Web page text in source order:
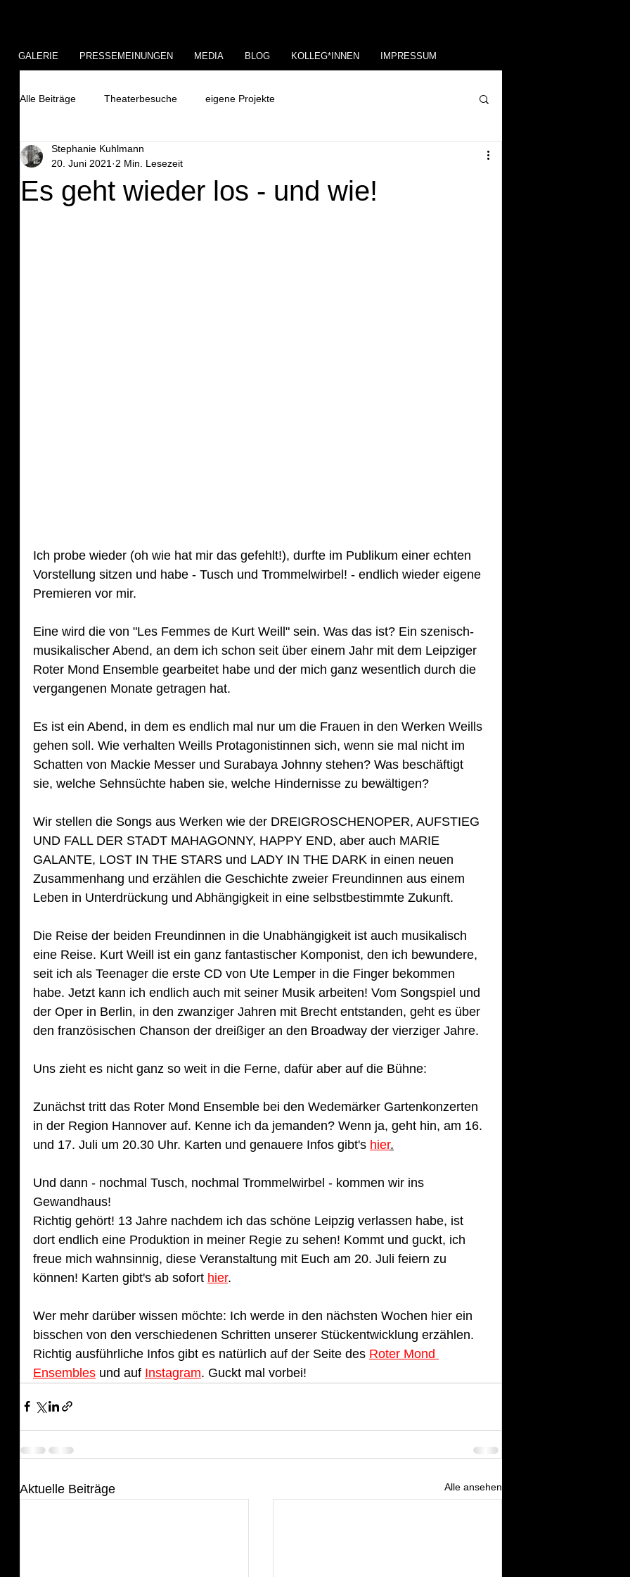
GALERIE PRESSEMEINUNGEN MEDIA BLOG KOLLEG*INNEN IMPRESSUM
Alle Beiträge Theaterbesuche eigene Projekte
Es geht wieder los - und wie!
Stephanie Kuhlmann
20. Juni 2021 2 Min. Lesezeit
Ich probe wieder (oh wie hat mir das gefehlt!), durfte im Publikum einer echten
Vorstellung sitzen und habe - Tusch und Trommelwirbel! - endlich wieder eigene
Premieren vor mir.
Eine wird die von "Les Femmes de Kurt Weill" sein. Was das ist? Ein szenisch-
musikalischer Abend, an dem ich schon seit über einem Jahr mit dem Leipziger
Roter Mond Ensemble gearbeitet habe und der mich ganz wesentlich durch die
vergangenen Monate getragen hat.
Es ist ein Abend, in dem es endlich mal nur um die Frauen in den Werken Weills
gehen soll. Wie verhalten Weills Protagonistinnen sich, wenn sie mal nicht im
Schatten von Mackie Messer und Surabaya Johnny stehen? Was beschäftigt
sie, welche Sehnsüchte haben sie, welche Hindernisse zu bewältigen?
Wir stellen die Songs aus Werken wie der DREIGROSCHENOPER, AUFSTIEG
UND FALL DER STADT MAHAGONNY, HAPPY END, aber auch MARIE
GALANTE, LOST IN THE STARS und LADY IN THE DARK in einen neuen
Zusammenhang und erzählen die Geschichte zweier Freundinnen aus einem
Leben in Unterdrückung und Abhängigkeit in eine selbstbestimmte Zukunft.
Die Reise der beiden Freundinnen in die Unabhängigkeit ist auch musikalisch
eine Reise. Kurt Weill ist ein ganz fantastischer Komponist, den ich bewundere,
seit ich als Teenager die erste CD von Ute Lemper in die Finger bekommen
habe. Jetzt kann ich endlich auch mit seiner Musik arbeiten! Vom Songspiel und
der Oper in Berlin, in den zwanziger Jahren mit Brecht entstanden, geht es über
den französischen Chanson der dreißiger an den Broadway der vierziger Jahre.
Uns zieht es nicht ganz so weit in die Ferne, dafür aber auf die Bühne:
Zunächst tritt das Roter Mond Ensemble bei den Wedemärker Gartenkonzerten
in der Region Hannover auf. Kenne ich da jemanden? Wenn ja, geht hin, am 16.
und 17. Juli um 20.30 Uhr. Karten und genauere Infos gibt's hier.
Und dann - nochmal Tusch, nochmal Trommelwirbel - kommen wir ins
Gewandhaus!
Richtig gehört! 13 Jahre nachdem ich das schöne Leipzig verlassen habe, ist
dort endlich eine Produktion in meiner Regie zu sehen! Kommt und guckt, ich
freue mich wahnsinnig, diese Veranstaltung mit Euch am 20. Juli feiern zu
können! Karten gibt's ab sofort hier.
Wer mehr darüber wissen möchte: Ich werde in den nächsten Wochen hier ein
bisschen von den verschiedenen Schritten unserer Stückentwicklung erzählen.
Richtig ausführliche Infos gibt es natürlich auf der Seite des Roter Mond
Ensembles und auf Instagram. Guckt mal vorbei!
Aktuelle Beiträge Alle ansehen